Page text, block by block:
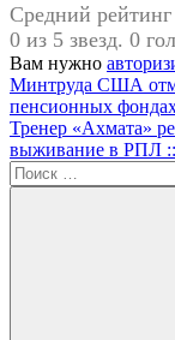
Средний рейтинг
0 из 5 звезд. 0
Вам нужно
Навигация
по
записям
Предыдущая
запись:
Минтруда США
пенсионных
Следующая
запись:
Тренер «Ахмата»
выживание в РПЛ
Поиск
для: